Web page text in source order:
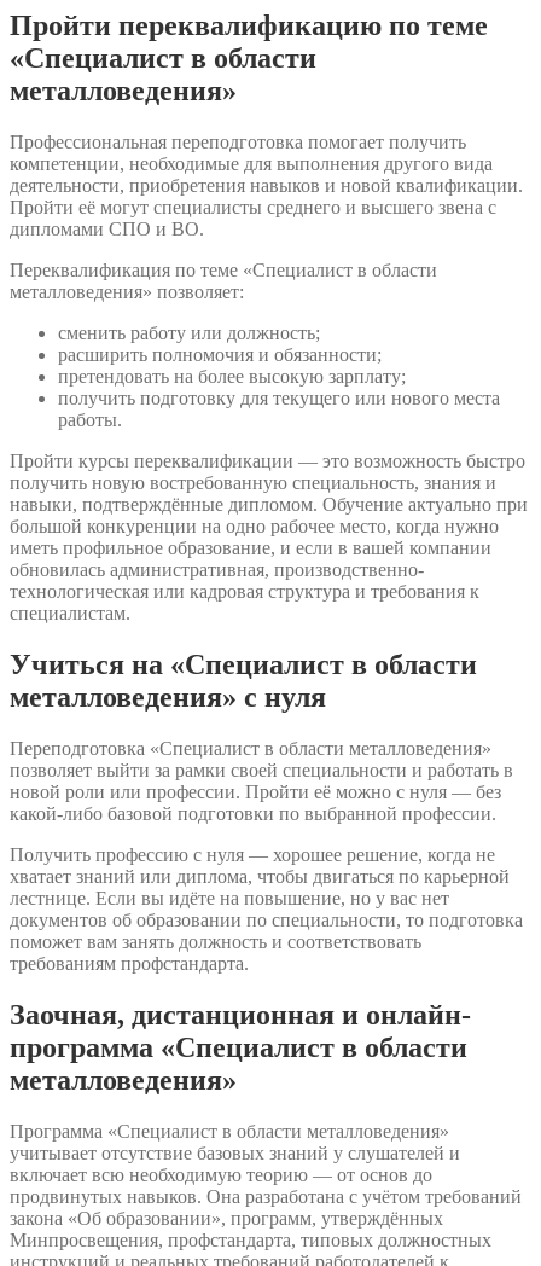
Пройти переквалификацию по теме
«Специалист в области
металловедения»
Профессиональная переподготовка помогает получить
компетенции, необходимые для выполнения другого вида
деятельности, приобретения навыков и новой квалификации.
Пройти её могут специалисты среднего и высшего звена с
дипломами СПО и ВО.
Переквалификация по теме «Специалист в области
металловедения» позволяет:
сменить работу или должность;
расширить полномочия и обязанности;
претендовать на более высокую зарплату;
получить подготовку для текущего или нового места
работы.
Пройти курсы переквалификации — это возможность быстро
получить новую востребованную специальность, знания и
навыки, подтверждённые дипломом. Обучение актуально при
большой конкуренции на одно рабочее место, когда нужно
иметь профильное образование, и если в вашей компании
обновилась административная, производственно-
технологическая или кадровая структура и требования к
специалистам.
Учиться на «Специалист в области
металловедения» с нуля
Переподготовка «Специалист в области металловедения»
позволяет выйти за рамки своей специальности и работать в
новой роли или профессии. Пройти её можно с нуля — без
какой-либо базовой подготовки по выбранной профессии.
Получить профессию с нуля — хорошее решение, когда не
хватает знаний или диплома, чтобы двигаться по карьерной
лестнице. Если вы идёте на повышение, но у вас нет
документов об образовании по специальности, то подготовка
поможет вам занять должность и соответствовать
требованиям профстандарта.
Заочная, дистанционная и онлайн-
программа «Специалист в области
металловедения»
Программа «Специалист в области металловедения»
учитывает отсутствие базовых знаний у слушателей и
включает всю необходимую теорию — от основ до
продвинутых навыков. Она разработана с учётом требований
закона «Об образовании», программ, утверждённых
Минпросвещения, профстандарта, типовых должностных
инструкций и реальных требований работодателей к